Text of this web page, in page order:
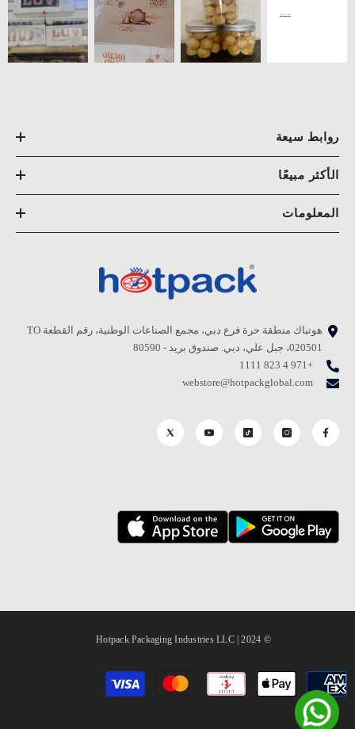
روابط سيعة
الأكثر مبيعًا
المعلومات
هوتباك منطقة حرة فرع دبي، مجمع الصناعات الوطنية، رقم القطعة TO
020501، جبل علي، دبي. صندوق بريد - 80590
+971 4 823 1111
webstore@hotpackglobal.com
© 2024 | Hotpack Packaging Industries LLC
طرق
الدفع